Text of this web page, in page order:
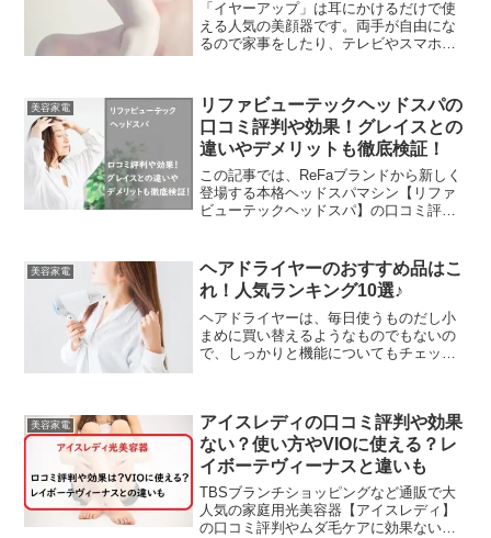
「イヤーアップ」は耳にかけるだけで使
える人気の美顔器です。両手が自由にな
るので家事をしたり、テレビやスマホを
もアップしているのですが、実際の口コ
ミも気になりますよね。今回は、イヤー
アップの実際の口コミ評判から分かった
真実をまとめてみました！
美容家電
リファビューテックヘッドスパの
口コミ評判や効果！グレイスとの
違いやデメリットも徹底検証！
この記事では、ReFaブランドから新しく
登場する本格ヘッドスパマシン【リファ
ビューテックヘッドスパ】の口コミ評判
ックしていきます。【広告】自宅で本格
ヘッドスパが体験でき...
美容家電
ヘアドライヤーのおすすめ品はこ
れ！人気ランキング10選♪
ヘアドライヤーは、毎日使うものだし小
まめに買い替えるようなものでもないの
で、しっかりと機能についてもチェック
ンキング形式でご紹介します。いろんな
メーカーか多機能もいろいろとあるヘア
ドライヤーの中からお気に入りを見つけ
てくださいね
美容家電
アイスレディの口コミ評判や効果
ない？使い方やVIOに使える？レ
イボーテヴィーナスと違いも
TBSブランチショッピングなど通販で大
人気の家庭用光美容器【アイスレディ】
の口コミ評判やムダ毛ケアに効果ないの